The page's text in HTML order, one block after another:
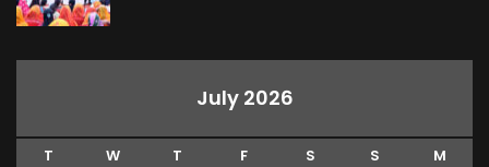
July 2026
T W T F S S
M